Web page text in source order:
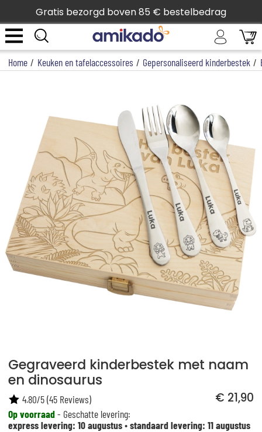
Gratis bezorgd boven 85 € bestelbedrag
Home / Keuken en tafelaccessoires / Gepersonaliseerd kinderbestek /
Gegraveerd kinderbestek met naam
en dinosaurus
€ 21,90
Op voorraad- Geschatte levering:
express levering: 10 augustus•standaard levering: 11 augustus
4.80/5(45 Reviews)